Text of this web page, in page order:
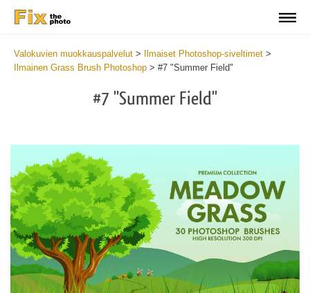
Valokuvien muokkauspalvelut > Ilmaiset Photoshop-siveltimet >
Ilmainen Grass Brush Photoshop > #7 "Summer Field"
#7 "Summer Field"